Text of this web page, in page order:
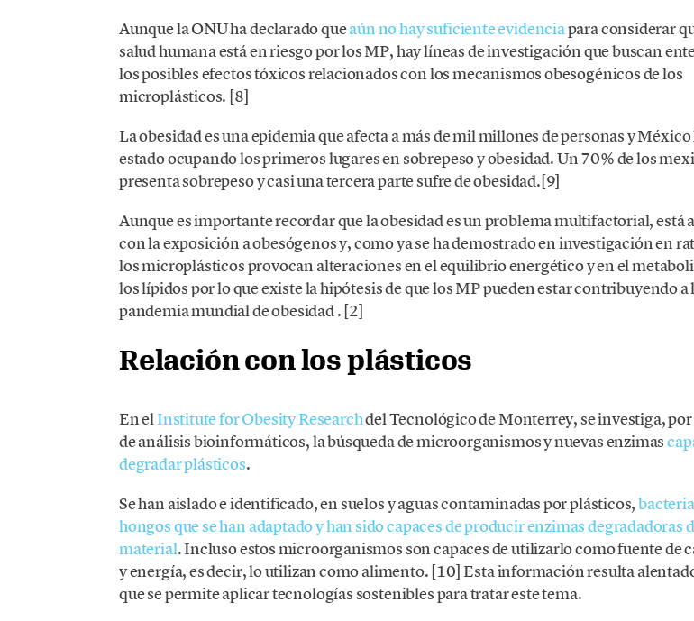
Aunque la ONU ha declarado queaún no hay suficiente evidenciapara considerar
salud humana está en riesgo por los MP, hay líneas de investigación que buscan
los posibles efectos tóxicos relacionados con los mecanismos obesogénicos de los
microplásticos. [8]
La obesidad es una epidemia que afecta a más de mil millones de personas y México
estado ocupando los primeros lugares en sobrepeso y obesidad. Un 70% de los
presenta sobrepeso y casi una tercera parte sufre de obesidad.[9]
Aunque es importante recordar que la obesidad es un problema multifactorial, está
con la exposición a obesógenos y, como ya se ha demostrado en investigación en
los microplásticos provocan alteraciones en el equilibrio energético y en el
los lípidos por lo que existe la hipótesis de que los MP pueden estar contribuyendo a
pandemia mundial de obesidad . [2]
Relación con los plásticos
En elInstitute for Obesity Researchdel Tecnológico de Monterrey, se investiga,
de análisis bioinformáticos, la búsqueda de microorganismos y nuevas enzimas
degradar plásticos.
Se han aislado e identificado, en suelos y aguas contaminadas por plásticos,
hongos que se han adaptado y han sido capaces de producir enzimas degradadoras
material. Incluso estos microorganismos son capaces de utilizarlo como fuente de
y energía, es decir, lo utilizan como alimento. [10] Esta información resulta
que se permite aplicar tecnologías sostenibles para tratar este tema.